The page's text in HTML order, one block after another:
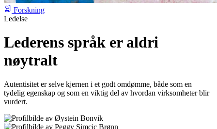
Forskning
Ledelse
Lederens språk er aldri
nøytralt
Autentisitet er selve kjernen i et godt omdømme, både som en
tydelig egenskap og som en viktig del av hvordan virksomheter blir
vurdert.